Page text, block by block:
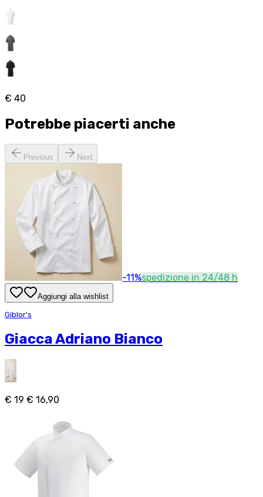
€ 40
Potrebbe piacerti anche
Previous Next
-11%spedizione in 24/48 h
Aggiungi alla wishlist
Giblor's
Giacca Adriano Bianco
€ 19 € 16,90